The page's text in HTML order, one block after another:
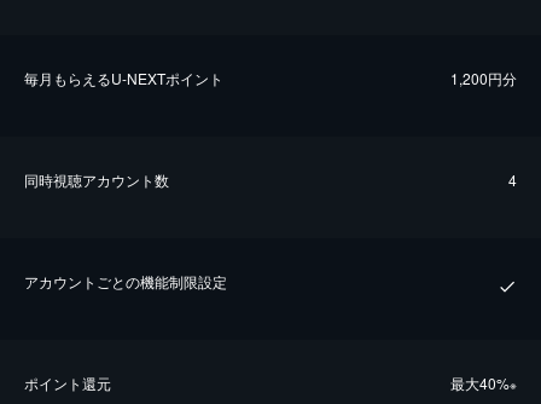
毎⽉もらえるU-NEXTポイント 1,200円分
同時視聴アカウント数 4
アカウントごとの機能制限設定
ポイント還元 最⼤40%※